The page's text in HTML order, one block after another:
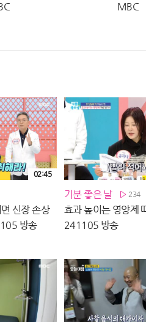
MBC
신장 손상
방송
02:45
기분 좋은 날 234
효과 높이는 영양제
241105 방송